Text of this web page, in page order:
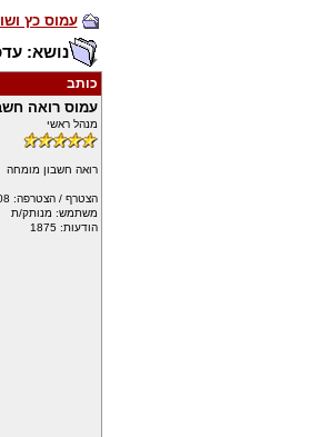
עמוס כץ
נושא:
כותב
עמוס רואה
מנהל ראשי
רואה חשבון מומחה
הצטרף / הצטרפה: 05/01/08
משתמש: מנותק/ת
הודעות: 1875